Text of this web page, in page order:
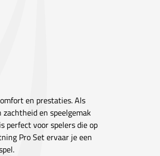
en prestaties. Als
en speelgemak
perfect voor spelers die op
Pro Set ervaar je een